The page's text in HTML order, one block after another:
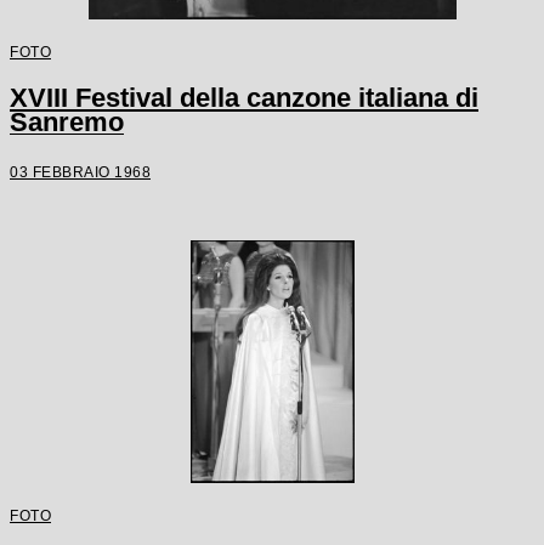
FOTO
XVIII Festival della canzone italiana di
Sanremo
03 FEBBRAIO 1968
FOTO